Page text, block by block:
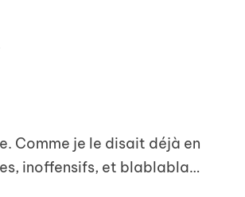
Comme je le disait déjà en
inoffensifs, et blablabla…